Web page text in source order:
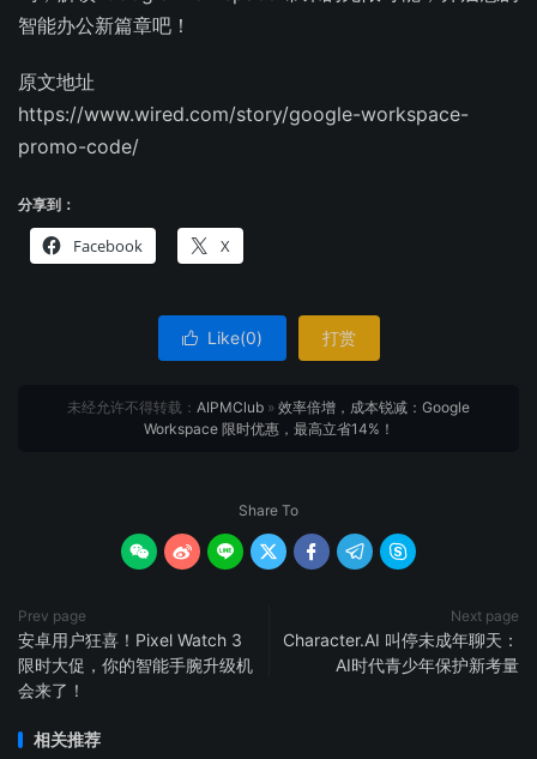
智能办公新篇章吧！
原文地址
https://www.wired.com/story/google-workspace-
promo-code/
分享到：
Facebook X
 Like(0) 打赏
未经允许不得转载： AIPMClub » 效率倍增，成本锐减：Google
Workspace 限时优惠，最高立省14%！
Share To
      
Prev page
安卓用户狂喜！Pixel Watch 3
限时大促，你的智能手腕升级机
会来了！
Next page
Character.AI 叫停未成年聊天：
AI时代青少年保护新考量
相关推荐